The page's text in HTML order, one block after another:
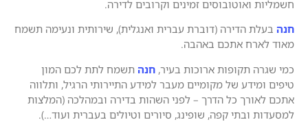
חשמליות ואוטובוסים זמינים וקרובים לדירה.
חנה בעלת הדירה (דוברת עברית ואנגלית), שירותית ונעימה תשמח
מאוד לארח אתכם באהבה.
כמי שגרה תקופות ארוכות בעיר, חנה תשמח לתת לכם המון
טיפים ומידע של מקומיים מעבר למידע התיירותי הרגיל, ותלווה
אתכם לאורך כל הדרך – לפני השהות בדירה ובמהלכה (המלצות
למסעדות ובתי קפה, שופינג, סיורים וטיולים בעברית ועוד…).